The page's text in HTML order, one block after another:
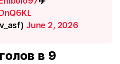
June 2, 2026
в 9